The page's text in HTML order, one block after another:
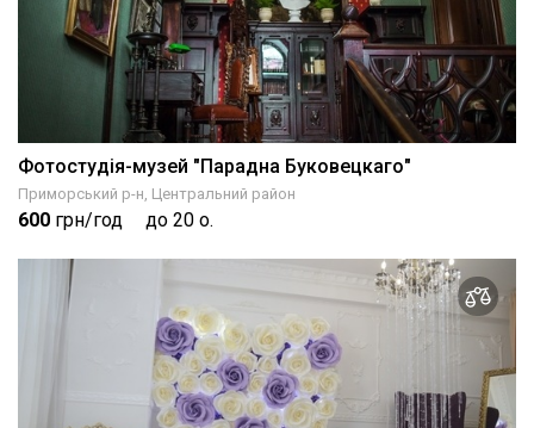
Фотостудія-музей "Парадна Буковецкаго"
Приморський р-н, Центральний район
600 грн/год до 20 о.